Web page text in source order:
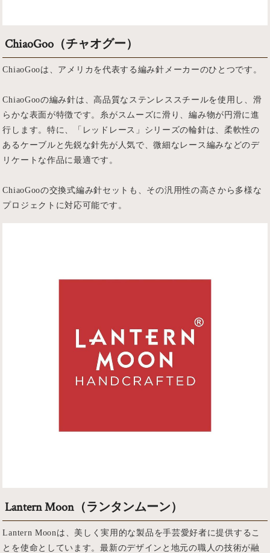
ChiaoGoo（チャオグー）
ChiaoGooは、アメリカを代表する編み針メーカーのひとつです。
ChiaoGooの編み針は、高品質なステンレススチールを使用し、滑
らかな表面が特徴です。糸がスムーズに滑り、編み物が円滑に進
行します。特に、「レッドレース」シリーズの輪針は、柔軟性の
あるケーブルと先鋭な針先が人気で、微細なレース編みなどのデ
リケートな作品に最適です。
ChiaoGooの交換式編み針セットも、その汎用性の高さから多様な
プロジェクトに対応可能です。
Lantern Moon（ランタンムーン）
Lantern Moonは、美しく実用的な製品を手芸愛好者に提供するこ
とを使命としています。最新のデザインと地元の職人の技術が融